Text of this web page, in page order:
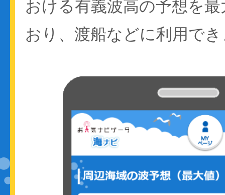
おける有義波高の予想を
おり、渡船などに利用で